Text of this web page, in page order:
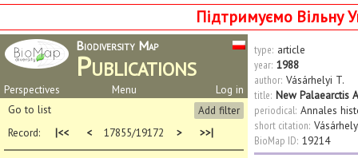
Підтримуємо Вільну
Biodiversity Map
Publications
Perspectives Log in
Menu
Add filter
Go to list
Record:
|<< < 17855/19172 > >>|
type: article
year: 1988
author: Vásárhelyi T.
title: New Palaearctis
periodical: Annales
short citation:
BioMap ID: 19214